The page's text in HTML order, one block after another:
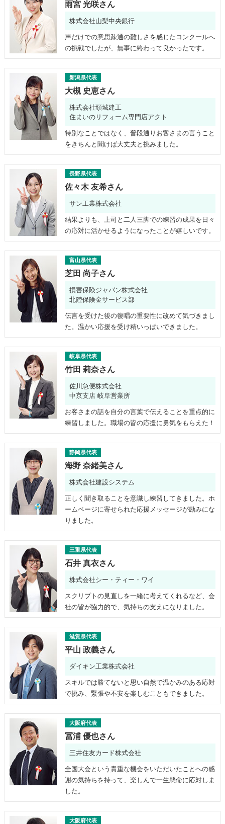
雨宮 光咲さん
株式会社山梨中央銀行
声だけでの意思疎通の難しさを感じたコンクールへ
の挑戦でしたが、無事に終わって良かったです。
新潟県代表
大槻 史恵さん
株式会社頸城建工
住まいのリフォーム専門店アクト
特別なことではなく、普段通りお客さまの言うこと
をきちんと聞けば大丈夫と挑みました。
長野県代表
佐々木 友希さん
サン工業株式会社
結果よりも、上司と二人三脚での練習の成果を日々
の応対に活かせるようになったことが嬉しいです。
富山県代表
芝田 尚子さん
損害保険ジャパン株式会社
北陸保険金サービス部
伝言を受けた後の復唱の重要性に改めて気づきまし
た。温かい応援を受け精いっぱいできました。
岐阜県代表
竹田 莉奈さん
佐川急便株式会社
中京支店 岐阜営業所
お客さまの話を自分の言葉で伝えることを重点的に
練習しました。職場の皆の応援に勇気をもらえた！
静岡県代表
海野 奈緒美さん
株式会社建設システム
正しく聞き取ることを意識し練習してきました。ホ
ームページに寄せられた応援メッセージが励みにな
りました。
三重県代表
石井 真衣さん
株式会社シー・ティー・ワイ
スクリプトの見直しを一緒に考えてくれるなど、会
社の皆が協力的で、気持ちの支えになりました。
滋賀県代表
平山 政義さん
ダイキン工業株式会社
スキルでは勝てないと思い自然で温かみのある応対
で挑み、緊張や不安を楽しむこともできました。
大阪府代表
冨浦 優也さん
三井住友カード株式会社
全国大会という貴重な機会をいただいたことへの感
謝の気持ちを持って、楽しんで一生懸命に応対しま
した。
大阪府代表